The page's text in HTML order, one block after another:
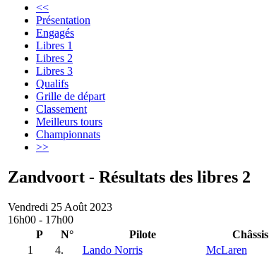
<<
Présentation
Engagés
Libres 1
Libres 2
Libres 3
Qualifs
Grille de départ
Classement
Meilleurs tours
Championnats
>>
Zandvoort - Résultats des libres 2
Vendredi 25 Août 2023
16h00 - 17h00
P
N° Pilote Châssis
1
4. Lando Norris McLaren